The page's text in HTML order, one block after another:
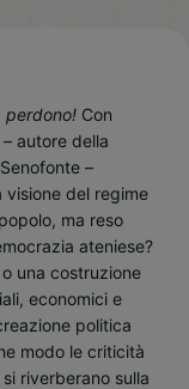
perdono! Con
autore della
–
visione del regime
ma reso
una costruzione
economici e
politica
modo le criticità
riverberano sulla